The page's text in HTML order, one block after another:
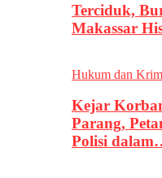
Terciduk,
Makassar
Hukum dan
Kejar
Parang,
Polisi